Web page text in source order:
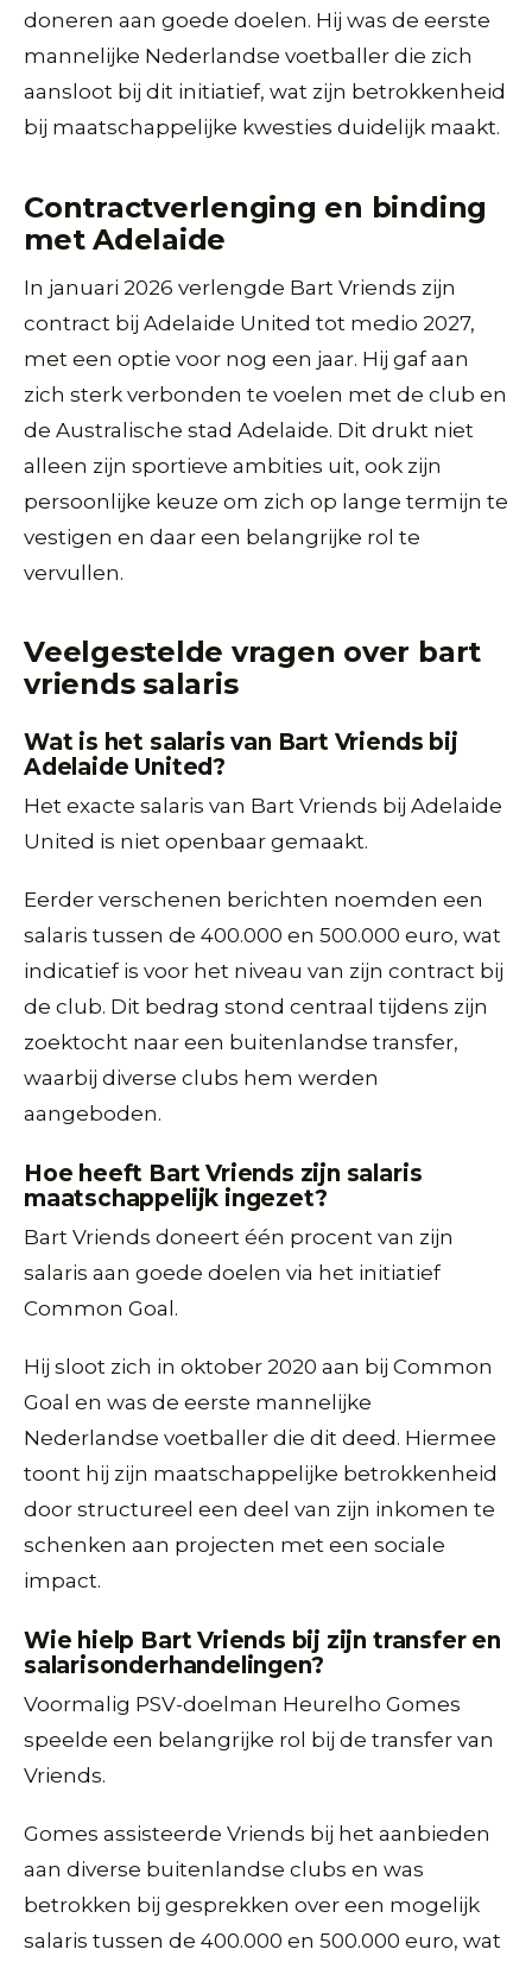
doneren aan goede doelen. Hij was de eerste
mannelijke Nederlandse voetballer die zich
aansloot bij dit initiatief, wat zijn betrokkenheid
bij maatschappelijke kwesties duidelijk maakt.
Contractverlenging en binding
met Adelaide
In januari 2026 verlengde Bart Vriends zijn
contract bij Adelaide United tot medio 2027,
met een optie voor nog een jaar. Hij gaf aan
zich sterk verbonden te voelen met de club en
de Australische stad Adelaide. Dit drukt niet
alleen zijn sportieve ambities uit, ook zijn
persoonlijke keuze om zich op lange termijn te
vestigen en daar een belangrijke rol te
vervullen.
Veelgestelde vragen over bart
vriends salaris
Wat is het salaris van Bart Vriends bij
Adelaide United?
Het exacte salaris van Bart Vriends bij Adelaide
United is niet openbaar gemaakt.
Eerder verschenen berichten noemden een
salaris tussen de 400.000 en 500.000 euro, wat
indicatief is voor het niveau van zijn contract bij
de club. Dit bedrag stond centraal tijdens zijn
zoektocht naar een buitenlandse transfer,
waarbij diverse clubs hem werden
aangeboden.
Hoe heeft Bart Vriends zijn salaris
maatschappelijk ingezet?
Bart Vriends doneert één procent van zijn
salaris aan goede doelen via het initiatief
Common Goal.
Hij sloot zich in oktober 2020 aan bij Common
Goal en was de eerste mannelijke
Nederlandse voetballer die dit deed. Hiermee
toont hij zijn maatschappelijke betrokkenheid
door structureel een deel van zijn inkomen te
schenken aan projecten met een sociale
impact.
Wie hielp Bart Vriends bij zijn transfer en
salarisonderhandelingen?
Voormalig PSV-doelman Heurelho Gomes
speelde een belangrijke rol bij de transfer van
Vriends.
Gomes assisteerde Vriends bij het aanbieden
aan diverse buitenlandse clubs en was
betrokken bij gesprekken over een mogelijk
salaris tussen de 400.000 en 500.000 euro, wat